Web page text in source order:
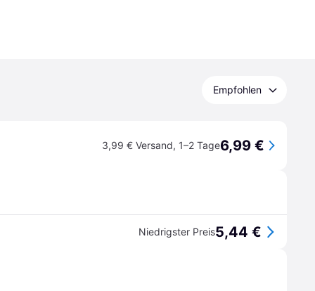
Empfohlen
3,99 € Versand, 1–2 Tage6,99 €
Niedrigster Preis5,44 €